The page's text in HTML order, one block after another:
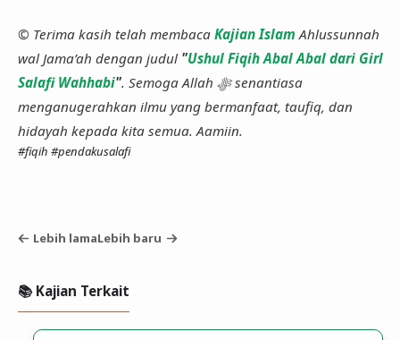
© Terima kasih telah membaca Kajian Islam Ahlussunnah
wal Jama’ah dengan judul "Ushul Fiqih Abal Abal dari Girl
Salafi Wahhabi". Semoga Allah ﷻ senantiasa
menganugerahkan ilmu yang bermanfaat, taufiq, dan
hidayah kepada kita semua. Aamiin.
#fiqih #pendakusalafi
Lebih lamaLebih baru
📚 Kajian Terkait